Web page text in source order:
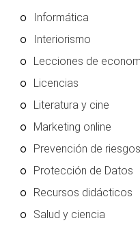
Informática
Interiorismo
Lecciones de
Licencias
Literatura y cine
Marketing online
Prevención de
Protección de Datos
Recursos didácticos
Salud y ciencia